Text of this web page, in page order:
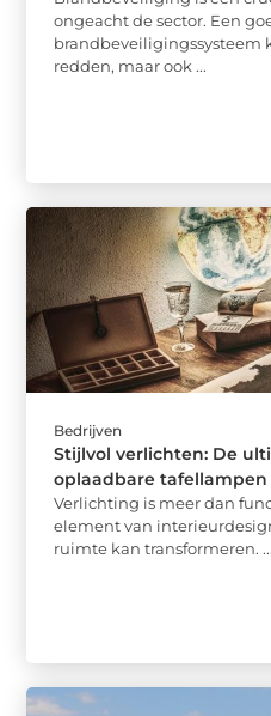
ongeacht de sector. Een
brandbeveiligingssysteem
redden, maar ook ...
Bedrijven
Stijlvol verlichten: De
oplaadbare tafellampen
Verlichting is meer dan
element van
ruimte kan transformeren. ...